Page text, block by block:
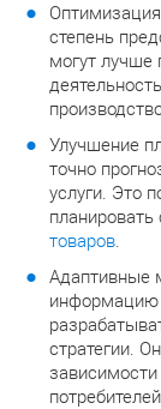
степень
могут лучше
Улучшение
точно
услуги. Это
планировать
товаров.
Адаптивные
информацию
стратегии.
зависимости